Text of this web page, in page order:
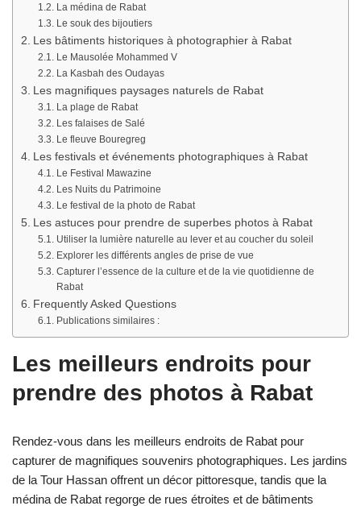
La médina de Rabat
Le souk des bijoutiers
Les bâtiments historiques à photographier à Rabat
Le Mausolée Mohammed V
La Kasbah des Oudayas
Les magnifiques paysages naturels de Rabat
La plage de Rabat
Les falaises de Salé
Le fleuve Bouregreg
Les festivals et événements photographiques à Rabat
Le Festival Mawazine
Les Nuits du Patrimoine
Le festival de la photo de Rabat
Les astuces pour prendre de superbes photos à Rabat
Utiliser la lumière naturelle au lever et au coucher du soleil
Explorer les différents angles de prise de vue
Capturer l’essence de la culture et de la vie quotidienne de
Rabat
Frequently Asked Questions
Publications similaires :
Les meilleurs endroits pour
prendre des photos à Rabat
Rendez-vous dans les meilleurs endroits de Rabat pour
capturer de magnifiques souvenirs photographiques. Les jardins
de la Tour Hassan offrent un décor pittoresque, tandis que la
médina de Rabat regorge de rues étroites et de bâtiments